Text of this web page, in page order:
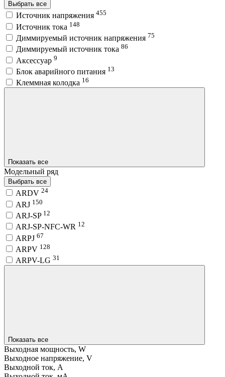
Выбрать все
Источник напряжения 455
Источник тока 148
Диммируемый источник напряжения 75
Диммируемый источник тока 86
Аксессуар 9
Блок аварийного питания 13
Клеммная колодка 16
Показать все
Модельный ряд
Выбрать все
ARDV 24
ARJ 150
ARJ-SP 12
ARJ-SP-NFC-WR 12
ARPJ 67
ARPV 128
ARPV-LG 31
Показать все
Выходная мощность, W
Выходное напряжение, V
Выходной ток, A